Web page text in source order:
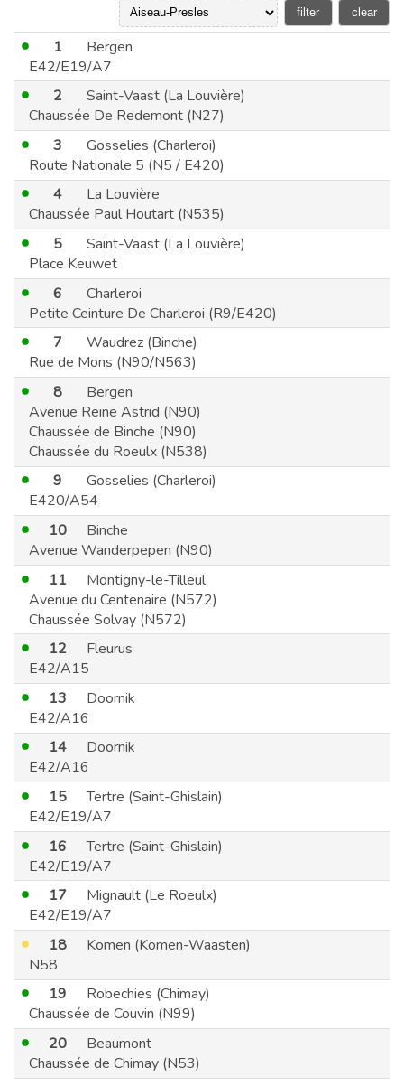
1
Bergen
E42/E19/A7
2
Saint-Vaast (La Louvière)
Chaussée De Redemont (N27)
3
Gosselies (Charleroi)
Route Nationale 5 (N5 / E420)
4
La Louvière
Chaussée Paul Houtart (N535)
5
Saint-Vaast (La Louvière)
Place Keuwet
6
Charleroi
Petite Ceinture De Charleroi (R9/E420)
7
Waudrez (Binche)
Rue de Mons (N90/N563)
8
Bergen
Avenue Reine Astrid (N90)
Chaussée de Binche (N90)
Chaussée du Roeulx (N538)
9
Gosselies (Charleroi)
E420/A54
10
Binche
Avenue Wanderpepen (N90)
11
Montigny-le-Tilleul
Avenue du Centenaire (N572)
Chaussée Solvay (N572)
12
Fleurus
E42/A15
13
Doornik
E42/A16
14
Doornik
E42/A16
15
Tertre (Saint-Ghislain)
E42/E19/A7
16
Tertre (Saint-Ghislain)
E42/E19/A7
17
Mignault (Le Roeulx)
E42/E19/A7
18
Komen (Komen-Waasten)
N58
19
Robechies (Chimay)
Chaussée de Couvin (N99)
20
Beaumont
Chaussée de Chimay (N53)